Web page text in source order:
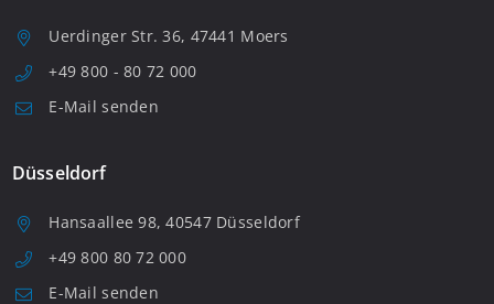
Uerdinger Str. 36, 47441 Moers
+49 800 - 80 72 000
E-Mail senden
Düsseldorf
Hansaallee 98, 40547 Düsseldorf
+49 800 80 72 000
E-Mail senden